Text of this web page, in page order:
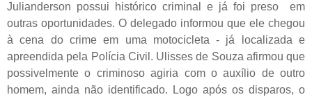
Julianderson possui histórico criminal e já foi preso em
outras oportunidades. O delegado informou que ele chegou
à cena do crime em uma motocicleta - já localizada e
apreendida pela Polícia Civil. Ulisses de Souza afirmou que
possivelmente o criminoso agiria com o auxílio de outro
homem, ainda não identificado. Logo após os disparos, o